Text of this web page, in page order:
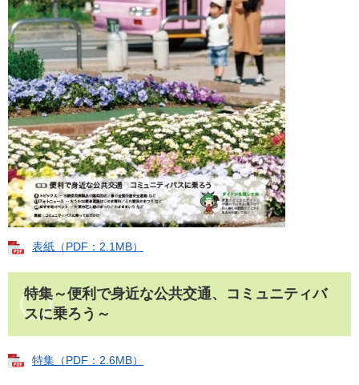
表紙（PDF：2.1MB）
特集～便利で身近な公共交通、コミュニティバ
スに乗ろう～
特集（PDF：2.6MB）